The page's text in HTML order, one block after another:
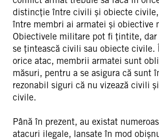
distincție între civili și obiecte
între membri ai armatei și obiective
Obiectivele militare pot fi țintite, dar
se țintească civili sau obiecte civile.
orice atac, membrii armatei sunt
măsuri, pentru a se asigura că sunt
rezonabil siguri că nu vizează civili
civile.
Până în prezent, au existat
atacuri ilegale, lansate în mod